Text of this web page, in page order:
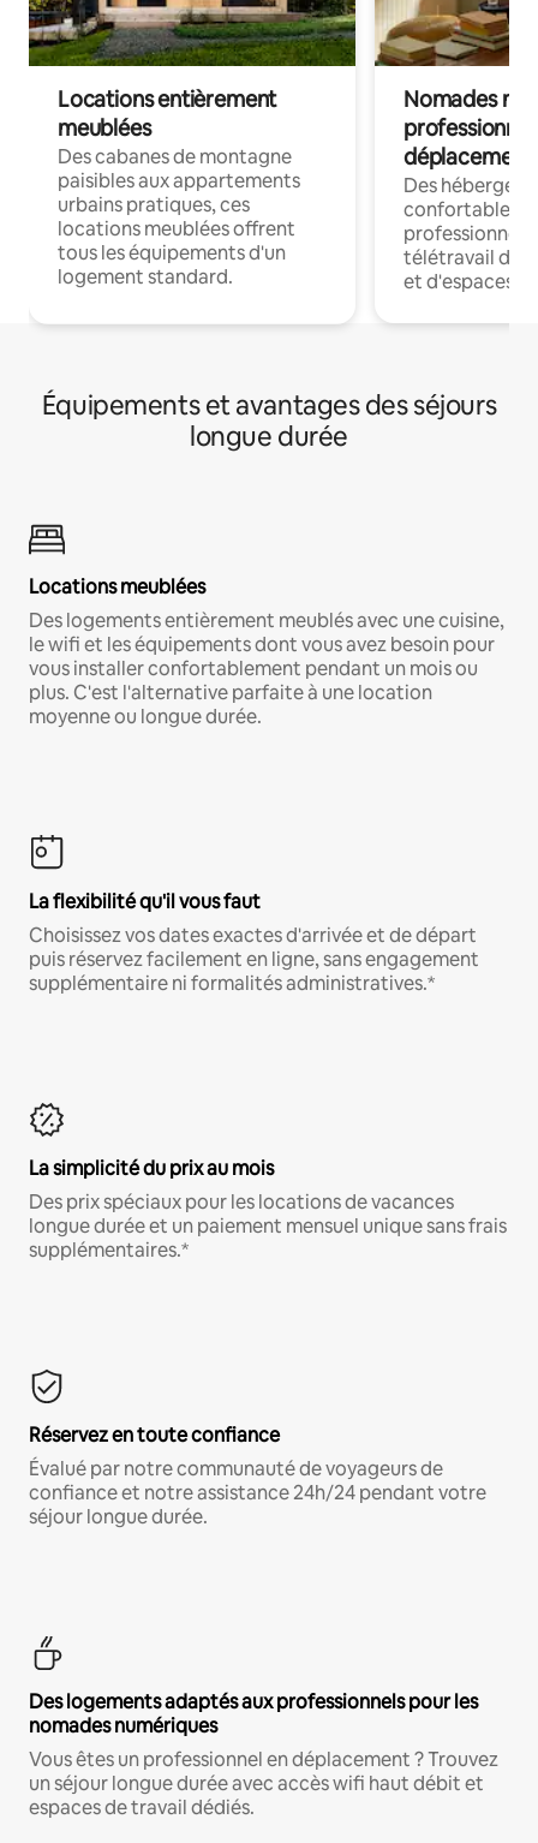
Locations entièrement
meublées
Des cabanes de montagne
paisibles aux appartements
urbains pratiques, ces
locations meublées offrent
tous les équipements d'un
logement standard.
Nomades
déplacement
Des
confortables
professionnels
télétravail
et d'espaces
Équipements et avantages des séjours
longue durée
Locations meublées
Des logements entièrement meublés avec une cuisine,
le wifi et les équipements dont vous avez besoin pour
vous installer confortablement pendant un mois ou
plus. C'est l'alternative parfaite à une location
moyenne ou longue durée.
La flexibilité qu'il vous faut
Choisissez vos dates exactes d'arrivée et de départ
puis réservez facilement en ligne, sans engagement
supplémentaire ni formalités administratives.*
La simplicité du prix au mois
Des prix spéciaux pour les locations de vacances
longue durée et un paiement mensuel unique sans frais
supplémentaires.*
Réservez en toute confiance
Évalué par notre communauté de voyageurs de
confiance et notre assistance 24h/24 pendant votre
séjour longue durée.
Des logements adaptés aux professionnels pour les
nomades numériques
Vous êtes un professionnel en déplacement ? Trouvez
un séjour longue durée avec accès wifi haut débit et
espaces de travail dédiés.